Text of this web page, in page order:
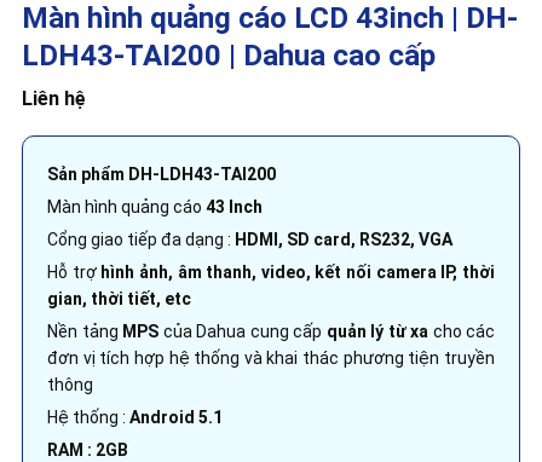
Màn hình quảng cáo LCD 43inch | DH-
LDH43-TAI200 | Dahua cao cấp
Liên hệ
Sản phẩm DH-LDH43-TAI200
Màn hình quảng cáo 43 Inch
Cổng giao tiếp đa dạng : HDMI, SD card, RS232, VGA
Hỗ trợ hình ảnh, âm thanh, video, kết nối camera IP, thời
gian, thời tiết, etc
Nền tảng MPS của Dahua cung cấp quản lý từ xa cho các
đơn vị tích hợp hệ thống và khai thác phương tiện truyền
thông
Hệ thống : Android 5.1
RAM : 2GB